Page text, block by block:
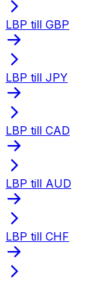
LBP till GBP
LBP till JPY
LBP till CAD
LBP till AUD
LBP till CHF